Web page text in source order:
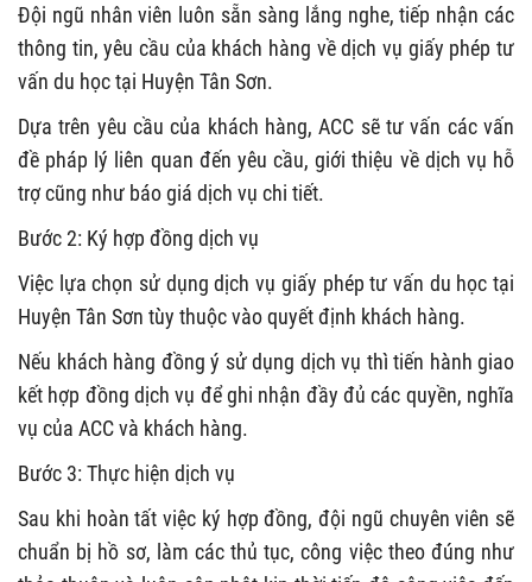
Đội ngũ nhân viên luôn sẵn sàng lắng nghe, tiếp nhận các
thông tin, yêu cầu của khách hàng về dịch vụ giấy phép tư
vấn du học tại Huyện Tân Sơn.
Dựa trên yêu cầu của khách hàng, ACC sẽ tư vấn các vấn
đề pháp lý liên quan đến yêu cầu, giới thiệu về dịch vụ hỗ
trợ cũng như báo giá dịch vụ chi tiết.
Bước 2: Ký hợp đồng dịch vụ
Việc lựa chọn sử dụng dịch vụ giấy phép tư vấn du học tại
Huyện Tân Sơn tùy thuộc vào quyết định khách hàng.
Nếu khách hàng đồng ý sử dụng dịch vụ thì tiến hành giao
kết hợp đồng dịch vụ để ghi nhận đầy đủ các quyền, nghĩa
vụ của ACC và khách hàng.
Bước 3: Thực hiện dịch vụ
Sau khi hoàn tất việc ký hợp đồng, đội ngũ chuyên viên sẽ
chuẩn bị hồ sơ, làm các thủ tục, công việc theo đúng như